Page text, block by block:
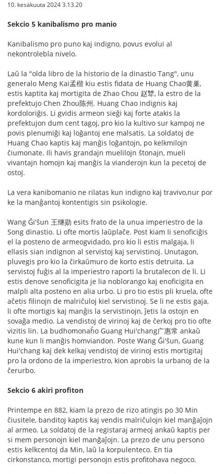
10. kesäkuuta 2024 3.13.20
Sekcio 5 kanibalismo pro manio
Kanibalismo pro puno kaj indigno, povus evolui al
nekontrolebla nivelo.
Laŭ la "olda libro de la historio de la dinastio Tang", unu
generalo Meng Kai孟楷 kiu estis fidata de Huang Chao黄巢,
estis kaptita kaj mortigita de Zhao Chou 赵犨, la estro de la
prefektujo Chen Zhou陈州. Huang Chao indignis kaj
kordoloriĝis. Li gvidis armeon sieĝi kaj forte atakis la
prefektujon dum cent tagoj, pro kio la kultivo sur kampoj ne
povis plenumiĝi kaj loĝantoj ene malsatis. La soldatoj de
Huang Chao kaptis kaj manĝis loĝantojn, po kelkmilojn
ĉiumonate. Ili havis grandajn muelilojn ŝtonajn, mueli
vivantajn homojn kaj manĝis la vianderojn kun la pecetoj de
ostoj.
La vera kanibomanio ne rilatas kun indigno kaj travivo,nur por
ke la manĝantoj kontentigis sin psikologie.
Wang Ĝi'ŝun 王继勋 esits frato de la unua imperiestro de la
Song dinastio. Li ofte mortis laŭplaĉe. Post kiam li senoficiĝis
el la posteno de armeogvidado, pro kio li estis malgaja, li
ellasis sian indignon al servistoj kaj servistinoj. Unutagon,
pluvegis pro kio la ĉirkaŭmuro de korto estis detruita. La
servistoj fuĝis al la imperiestro raporti la brutalecon de li. Li
estis denove senoficigita je lia noblorango kaj enoficigita en
malpli alta posteno en alia urbo. Li pro tio estis pli kruela, ofte
aĉetis filinojn de malriĉuloj kiel servistinoj. Se li ne estis gaja,
li ofte mortigis kaj manĝis la servistinojn, ĵetis la ostojn en
sovaĝa medio. La vendistoj de virinoj kaj de ĉerkoj pro tio ofte
vizitis lin. La budhomonaĥo Guang Hui'chang广惠常 ankaŭ
kune kun li manĝis homviandon. Poste Wang Ĝi'ŝun, Guang
Hui'chang kaj dek kelkaj vendistoj de virinoj estis mortigitaj
pro la ordono de la imperiestro, kion aprobis la urbanoj de la
ĉerurbo.
Sekcio 6 akiri profiton
Printempe en 882, kiam la prezo de rizo atingis po 30 Min
ĉiusitele, banditoj kaptis kaj vendis malriĉulojn kiel manĝaĵojn
al armeo. La soldatoj de la registaraj armeoj ankaŭ kaptis per
si mem personojn kiel manĝaĵojn. La prezo de unu persono
estis kelkcentoj da Min, laŭ la korpulenteco. En tia
cirkonstanco, mortigi personojn estis profitohava negoco.